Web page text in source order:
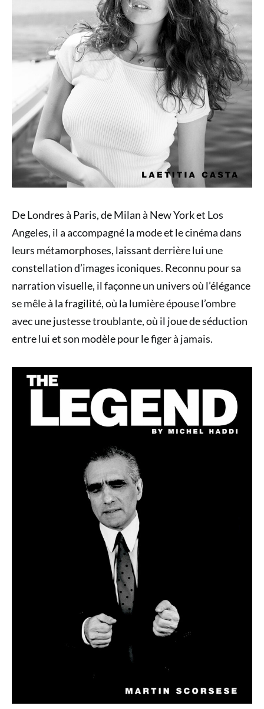
De Londres à Paris, de Milan à New York et Los
Angeles, il a accompagné la mode et le cinéma dans
leurs métamorphoses, laissant derrière lui une
constellation d’images iconiques. Reconnu pour sa
narration visuelle, il façonne un univers où l’élégance
se mêle à la fragilité, où la lumière épouse l’ombre
avec une justesse troublante, où il joue de séduction
entre lui et son modèle pour le figer à jamais.